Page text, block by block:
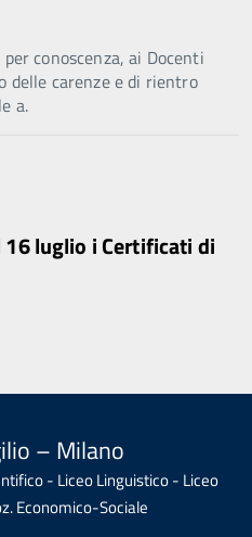
conoscenza, ai Docenti
delle carenze e di rientro
a.
luglio i Certificati di
– Milano
- Liceo Linguistico - Liceo
Economico-Sociale